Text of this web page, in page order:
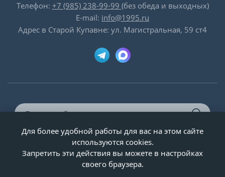
Телефон: +7 (985) 238-99-99 (без обеда и выходных)
E-mail: info@1995.ru
Адрес в Старой Купавне: ул. Магистральная, 59 ст4
© ООО «Двери-и-точка», ИНН 5020092947, 1995-2026 г.
Для более удобной работы для вас на этом сайте
используются cookies.
Запретить эти действия вы можете в настройках
своего браузера.